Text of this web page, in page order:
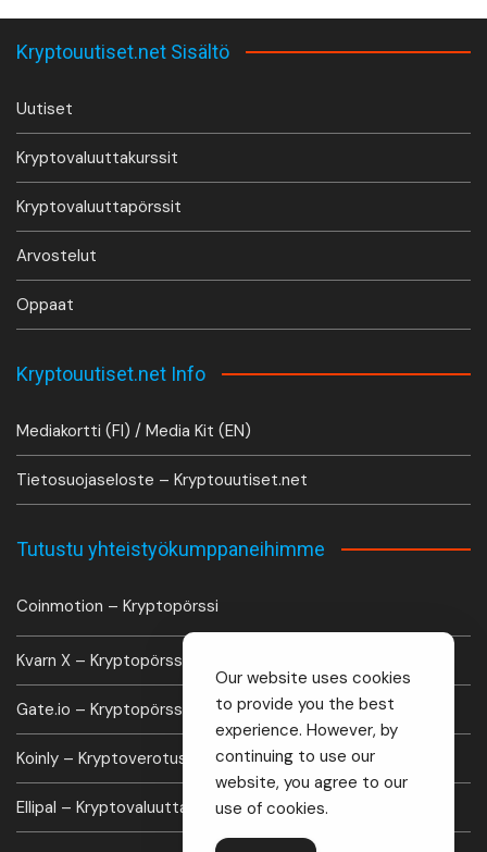
Kryptouutiset.net Sisältö
Uutiset
Kryptovaluuttakurssit
Kryptovaluuttapörssit
Arvostelut
Oppaat
Kryptouutiset.net Info
Mediakortti (FI) / Media Kit (EN)
Tietosuojaseloste – Kryptouutiset.net
Tutustu yhteistyökumppaneihimme
Coinmotion – Kryptopörssi
Kvarn X – Kryptopörssi
Gate.io – Kryptopörssi
Koinly – Kryptoverotus laskuri
Ellipal – Kryptovaluutta lompakko
Our website uses cookies
to provide you the best
experience. However, by
continuing to use our
website, you agree to our
use of cookies.